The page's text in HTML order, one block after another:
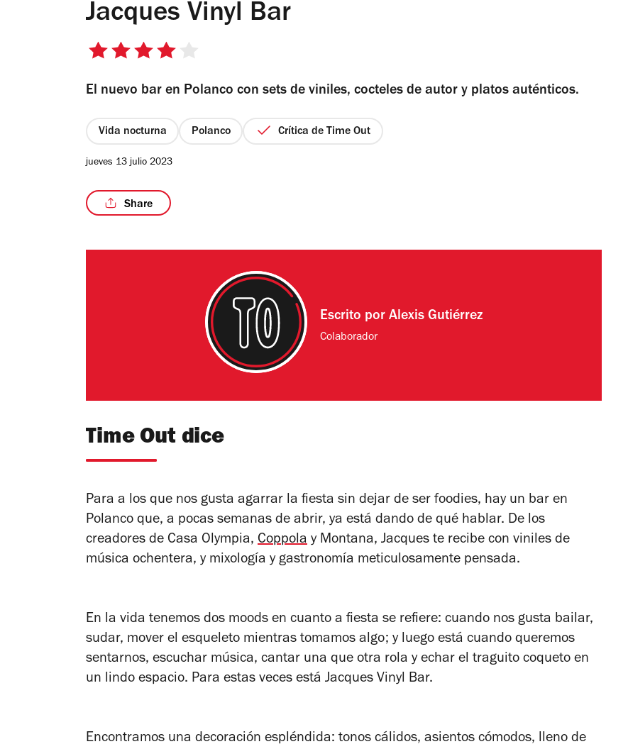
Jacques Vinyl Bar
4
5
El nuevo bar en Polanco con sets de viniles, cocteles de autor y platos auténticos.
Vida nocturna Polanco Crítica de Time Out
jueves 13 julio 2023
Share
Escrito por Alexis Gutiérrez
Colaborador
Time Out dice
Para a los que nos gusta agarrar la fiesta sin dejar de ser foodies, hay un bar en
Polanco que, a pocas semanas de abrir, ya está dando de qué hablar. De los
creadores de Casa Olympia, Coppola y Montana, Jacques te recibe con viniles de
música ochentera, y mixología y gastronomía meticulosamente pensada.
En la vida tenemos dos moods en cuanto a fiesta se refiere: cuando nos gusta bailar,
sudar, mover el esqueleto mientras tomamos algo; y luego está cuando queremos
sentarnos, escuchar música, cantar una que otra rola y echar el traguito coqueto en
un lindo espacio. Para estas veces está Jacques Vinyl Bar.
Encontramos una decoración espléndida: tonos cálidos, asientos cómodos, lleno de